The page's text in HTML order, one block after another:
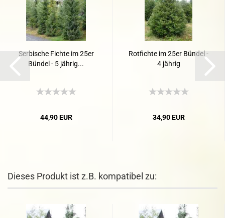
Serbische Fichte im 25er
Bündel - 5 jährig...
44,90 EUR
Rotfichte im 25er Bündel -
4 jährig
34,90 EUR
Dieses Produkt ist z.B. kompatibel zu: